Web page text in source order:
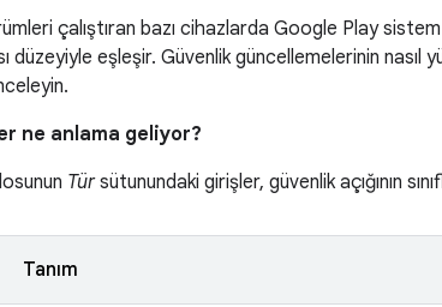
çalıştıran bazı cihazlarda Google Play
eşleşir. Güvenlik güncellemelerinin nasıl
ne anlama geliyor?
Türsütunundaki girişler, güvenlik açığının
Tanım